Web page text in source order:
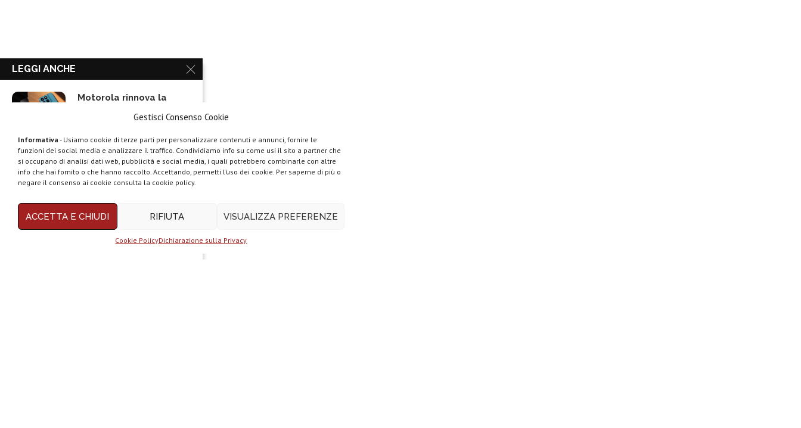
Gestisci Consenso Cookie
Informativa - Usiamo cookie di terze parti per personalizzare contenuti e annunci, fornire le
funzioni dei social media e analizzare il traffico. Condividiamo info su come usi il sito a partner che
si occupano di analisi dati web, pubblicità e social media, i quali potrebbero combinarle con altre
info che hai fornito o che hanno raccolto. Accettando, permetti l’uso dei cookie. Per saperne di più o
negare il consenso ai cookie consulta la cookie policy.
ACCETTA E CHIUDI RIFIUTA VISUALIZZA PREFERENZE
Cookie PolicyDichiarazione sulla Privacy
LEGGI ANCHE
Motorola rinnova la
Vivo X200T ufficiale:
flagship per intenditori...
NexPhone è il primo
smartphone con...